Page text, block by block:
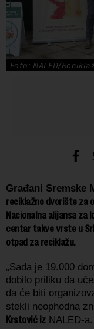
Foto: NALED/
Građani Sremske
reciklažno dvorište za
Nacionalna alijansa za
centar takve vrste u
otpad za reciklažu.
„Sada je 19.000
dobilo priliku da
da će biti
stekli neophodna
Krstović izNALED-a.